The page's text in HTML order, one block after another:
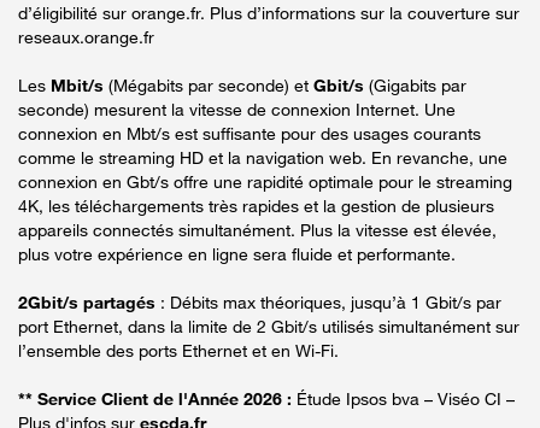
d’éligibilité sur orange.fr. Plus d’informations sur la couverture sur
reseaux.orange.fr
Les Mbit/s (Mégabits par seconde) et Gbit/s (Gigabits par
seconde) mesurent la vitesse de connexion Internet. Une
connexion en Mbt/s est suffisante pour des usages courants
comme le streaming HD et la navigation web. En revanche, une
connexion en Gbt/s offre une rapidité optimale pour le streaming
4K, les téléchargements très rapides et la gestion de plusieurs
appareils connectés simultanément. Plus la vitesse est élevée,
plus votre expérience en ligne sera fluide et performante.
2Gbit/s partagés : Débits max théoriques, jusqu’à 1 Gbit/s par
port Ethernet, dans la limite de 2 Gbit/s utilisés simultanément sur
l’ensemble des ports Ethernet et en Wi-Fi.
** Service Client de l'Année 2026 : Étude Ipsos bva – Viséo CI –
Plus d'infos sur escda.fr